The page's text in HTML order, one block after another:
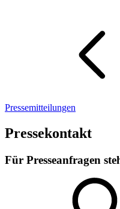
Pressemitteilungen
Pressekontakt
Für Presseanfragen